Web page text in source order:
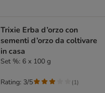
Trixie Erba d’orzo con
sementi d’orzo da coltivare
in casa
Set %: 6 x 100 g
Rating: 3/5 (1)